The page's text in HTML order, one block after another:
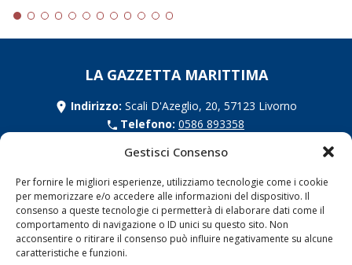
Gestisci Consenso
Per fornire le migliori esperienze, utilizziamo tecnologie come i cookie
per memorizzare e/o accedere alle informazioni del dispositivo. Il
consenso a queste tecnologie ci permetterà di elaborare dati come il
comportamento di navigazione o ID unici su questo sito. Non
acconsentire o ritirare il consenso può influire negativamente su alcune
caratteristiche e funzioni.
LA GAZZETTA MARITTIMA
Indirizzo: Scali D'Azeglio, 20, 57123 Livorno
Telefono: 0586 893358
redazione@gazzettamarittima.it
P.IVA:00118570498
Società Editoriale Marittima a r.l. (Editore) - Autorizzazione
del Tribunale di Livorno n. 217 del 10 giugno 1968 - N°
iscrizione al ROC (Registro Operatori delle Comunicazioni)
della Società Editoriale Marittima a r.l.: N° 1301 Iscrizione
della testata elettronica La Gazzetta Marittima al Tribunale